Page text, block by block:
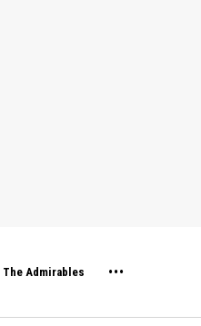
The Admirables